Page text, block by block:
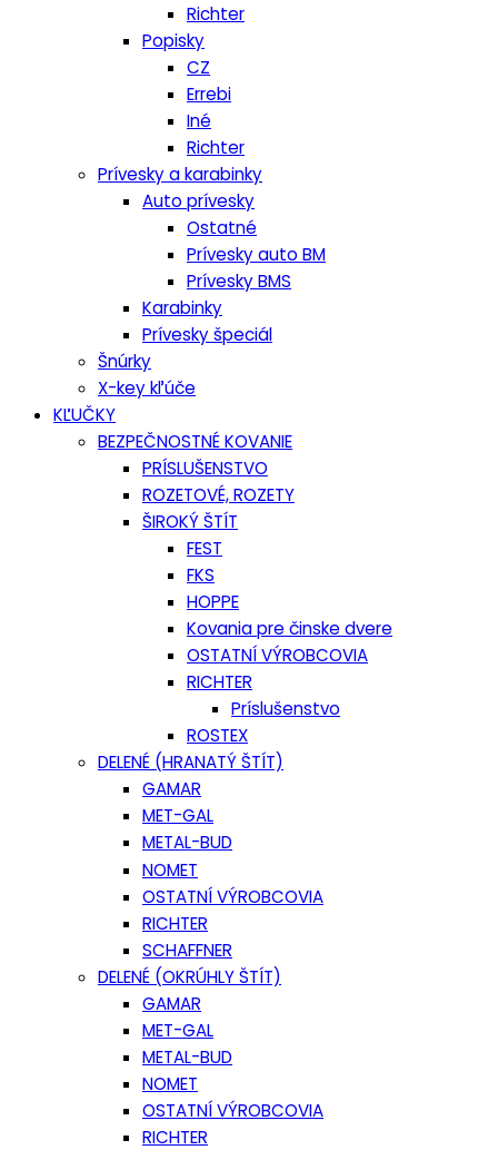
Richter
Popisky
CZ
Errebi
Iné
Richter
Prívesky a karabinky
Auto prívesky
Ostatné
Prívesky auto BM
Prívesky BMS
Karabinky
Prívesky špeciál
Šnúrky
X-key kľúče
KĽUČKY
BEZPEČNOSTNÉ KOVANIE
PRÍSLUŠENSTVO
ROZETOVÉ, ROZETY
ŠIROKÝ ŠTÍT
FEST
FKS
HOPPE
Kovania pre činske dvere
OSTATNÍ VÝROBCOVIA
RICHTER
Príslušenstvo
ROSTEX
DELENÉ (HRANATÝ ŠTÍT)
GAMAR
MET-GAL
METAL-BUD
NOMET
OSTATNÍ VÝROBCOVIA
RICHTER
SCHAFFNER
DELENÉ (OKRÚHLY ŠTÍT)
GAMAR
MET-GAL
METAL-BUD
NOMET
OSTATNÍ VÝROBCOVIA
RICHTER